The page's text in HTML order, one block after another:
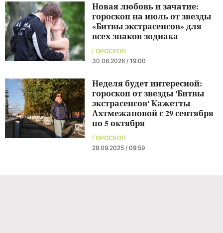
ГОРОСКОП
30.06.2026 / 19:00
Новая любовь и зачатие:
гороскоп на июль от звезды
«Битвы экстрасенсов» для
всех знаков зодиака
ГОРОСКОП
29.09.2025 / 09:59
Неделя будет интересной:
гороскоп от звезды 'Битвы
экстрасенсов' Кажетты
Ахтмежановой с 29 сентября
по 5 октября